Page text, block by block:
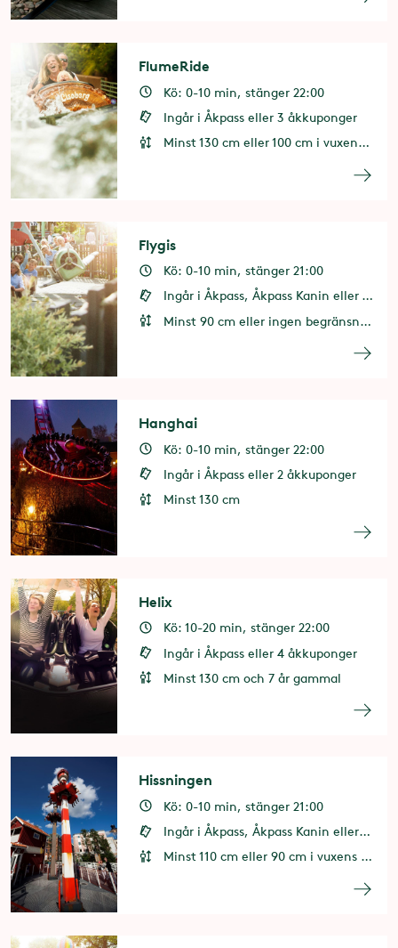
FlumeRide
Kö: 0-10 min, stänger 22:00
Ingår i Åkpass eller 3 åkkuponger
Minst 130 cm eller 100 cm i vuxens sällskap
Flygis
Kö: 0-10 min, stänger 21:00
Ingår i Åkpass, Åkpass Kanin eller 1 åkkupong
Minst 90 cm eller ingen begränsning i vuxens sällskap
Hanghai
Kö: 0-10 min, stänger 22:00
Ingår i Åkpass eller 2 åkkuponger
Minst 130 cm
Helix
Kö: 10-20 min, stänger 22:00
Ingår i Åkpass eller 4 åkkuponger
Minst 130 cm och 7 år gammal
Hissningen
Kö: 0-10 min, stänger 21:00
Ingår i Åkpass, Åkpass Kanin eller 2 åkkuponger
Minst 110 cm eller 90 cm i vuxens sällskap